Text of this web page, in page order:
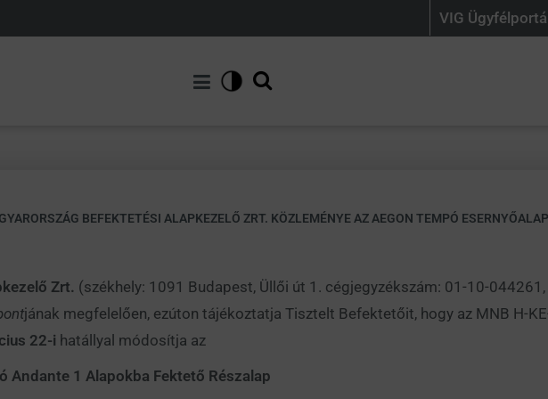
VIG Ügyfélportál
BEFEKTETÉSI ALAPKEZELŐ ZRT. KÖZLEMÉNYE AZ AEGON TEMPÓ ESERNYŐALAP
Zrt. (székhely: 1091 Budapest, Üllői út 1. cégjegyzékszám: 01-10-
jának megfelelően, ezúton tájékoztatja Tisztelt Befektetőit, hogy az MNB H-
22-i hatállyal módosítja az
Andante 1 Alapokba Fektető Részalap